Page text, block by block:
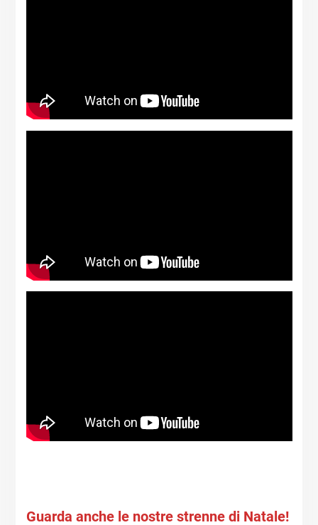
Guarda anche le nostre strenne di Natale!